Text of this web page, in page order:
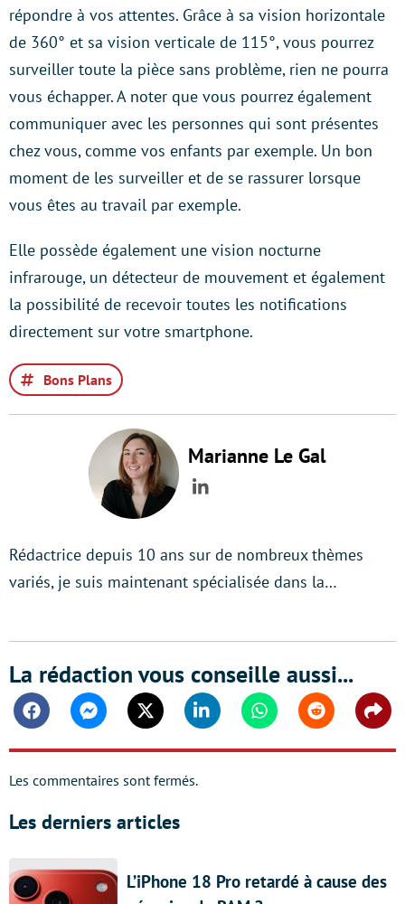
répondre à vos attentes. Grâce à sa vision horizontale
de 360° et sa vision verticale de 115°, vous pourrez
surveiller toute la pièce sans problème, rien ne pourra
vous échapper. A noter que vous pourrez également
communiquer avec les personnes qui sont présentes
chez vous, comme vos enfants par exemple. Un bon
moment de les surveiller et de se rassurer lorsque
vous êtes au travail par exemple.
Elle possède également une vision nocturne
infrarouge, un détecteur de mouvement et également
la possibilité de recevoir toutes les notifications
directement sur votre smartphone.
Bons Plans
Marianne Le Gal
LinkedIn
Rédactrice depuis 10 ans sur de nombreux thèmes
variés, je suis maintenant spécialisée dans la…
La rédaction vous conseille aussi...
FacebookMessengerTwitter Linkedin WhatsappReddit
Les commentaires sont fermés.
Les derniers articles
L’iPhone 18 Pro retardé à cause des